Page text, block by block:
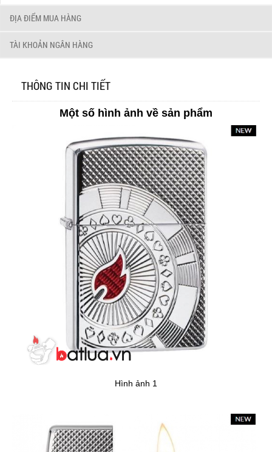
ĐỊA ĐIỂM MUA HÀNG
TÀI KHOẢN NGÂN HÀNG
THÔNG TIN CHI TIẾT
Một số hình ảnh về sản phẩm
Hình ảnh 1